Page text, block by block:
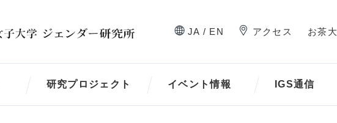
JA / EN アクセス お茶大
研究プロジェクト イベント情報 IGS通信